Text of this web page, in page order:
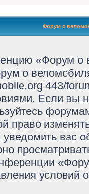
Форум о
«Форум о
о
Если вы
право
вас
условий